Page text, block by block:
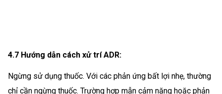
4.7 Hướng dẫn cách xử trí ADR:
Ngừng sử dụng thuốc. Với các phản ứng bất lợi nhẹ, thường
chỉ cần ngừng thuốc. Trường hợp mẫn cảm nặng hoặc phản